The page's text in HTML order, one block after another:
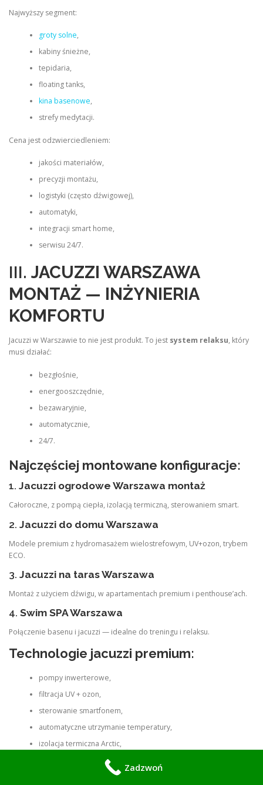
Najwyższy segment:
groty solne,
kabiny śnieżne,
tepidaria,
floating tanks,
kina basenowe,
strefy medytacji.
Cena jest odzwierciedleniem:
jakości materiałów,
precyzji montażu,
logistyki (często dźwigowej),
automatyki,
integracji smart home,
serwisu 24/7.
III. JACUZZI WARSZAWA
MONTAŻ — INŻYNIERIA
KOMFORTU
Jacuzzi w Warszawie to nie jest produkt. To jest system relaksu, który
musi działać:
bezgłośnie,
energooszczędnie,
bezawaryjnie,
automatycznie,
24/7.
Najczęściej montowane konfiguracje:
1. Jacuzzi ogrodowe Warszawa montaż
Całoroczne, z pompą ciepła, izolacją termiczną, sterowaniem smart.
2. Jacuzzi do domu Warszawa
Modele premium z hydromasażem wielostrefowym, UV+ozon, trybem
ECO.
3. Jacuzzi na taras Warszawa
Montaż z użyciem dźwigu, w apartamentach premium i penthouse’ach.
4. Swim SPA Warszawa
Połączenie basenu i jacuzzi — idealne do treningu i relaksu.
Technologie jacuzzi premium:
pompy inwerterowe,
filtracja UV + ozon,
sterowanie smartfonem,
automatyczne utrzymanie temperatury,
izolacja termiczna Arctic,
Zadzwoń